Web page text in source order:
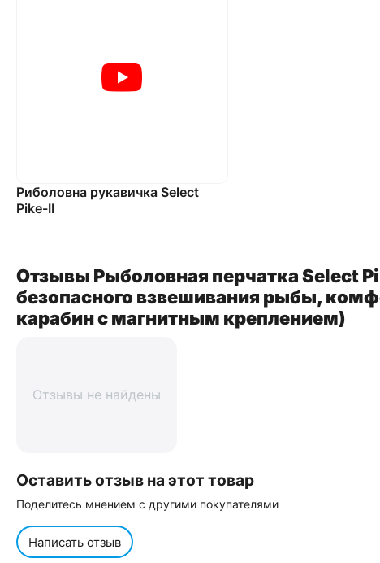
Риболовна рукавичка Select
Pike-II
Отзывы Рыболовная перчатка Select
безопасного взвешивания рыбы,
карабин с магнитным креплением)
Отзывы не найдены
Оставить отзыв на этот товар
Поделитесь мнением с другими покупателями
Написать отзыв